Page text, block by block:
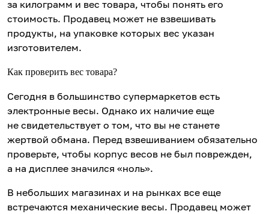
за килограмм и вес товара, чтобы понять его
стоимость. Продавец может не взвешивать
продукты, на упаковке которых вес указан
изготовителем.
Как проверить вес товара?
Сегодня в большинство супермаркетов есть
электронные весы. Однако их наличие еще
не свидетельствует о том, что вы не станете
жертвой обмана. Перед взвешиванием обязательно
проверьте, чтобы корпус весов не был поврежден,
а на дисплее значился «ноль».
В небольших магазинах и на рынках все еще
встречаются механические весы. Продавец может